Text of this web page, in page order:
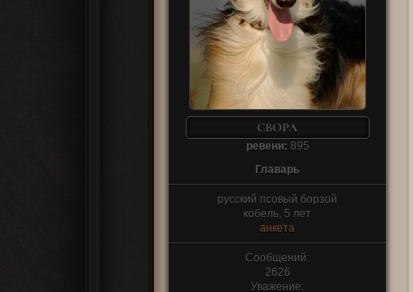
Среди местных ходят слухи о
радушием принимают как собак, так и
миротворцах мало что известно.
20.03. Открыта запись в
25.02.Обновлена
22.02.Нашему форуму исполняется 3
всем тем, кто прошел с нами этот путь
Нас постигали и успехи, и неудачи, и
это дорогого стоит. Спасибо вам!
СВОРА
ревени: 895
Главарь
русский псовый борзой
кобель, 5 лет
анкета
Сообщений:
2626
Уважение: